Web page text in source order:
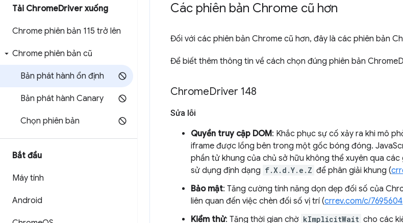
Tải ChromeDriver xuống
Chrome phiên bản 115 trở lên
Chrome phiên bản cũ
Bản phát hành ổn định
Bản phát hành Canary
Chọn phiên bản
Bắt đầu
Máy tính
Android
Các phiên bản Chrome cũ hơn
Đối với các phiên bản Chrome cũ hơn, đây là các phiên bản
Để biết thêm thông tin về cách chọn đúng phiên bản
ChromeDriver 148
Sửa lỗi
Quyền truy cập DOM: Khắc phục sự cố xảy ra khi mô
iframe được lồng bên trong một gốc bóng đóng.
phần tử khung của chủ sở hữu không thể xuyên qua
sử dụng định dạng f.X.d.Y.e.Z để phân giải khung (
Bảo mật: Tăng cường tính năng dọn dẹp đối số của
liên quan đến việc chèn đối số vị trí (crrev.com/c/7695604
Kiểm thử: Tăng thời gian chờ kImplicitWait cho các